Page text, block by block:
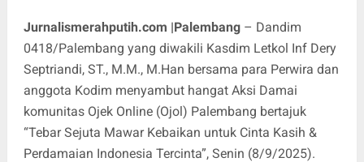
Jurnalismerahputih.com |Palembang– Dandim
0418/Palembang yang diwakili Kasdim Letkol Inf Dery
Septriandi, ST., M.M., M.Han bersama para Perwira dan
anggota Kodim menyambut hangat Aksi Damai
komunitas Ojek Online (Ojol) Palembang bertajuk
“Tebar Sejuta Mawar Kebaikan untuk Cinta Kasih &
Perdamaian Indonesia Tercinta”, Senin (8/9/2025).